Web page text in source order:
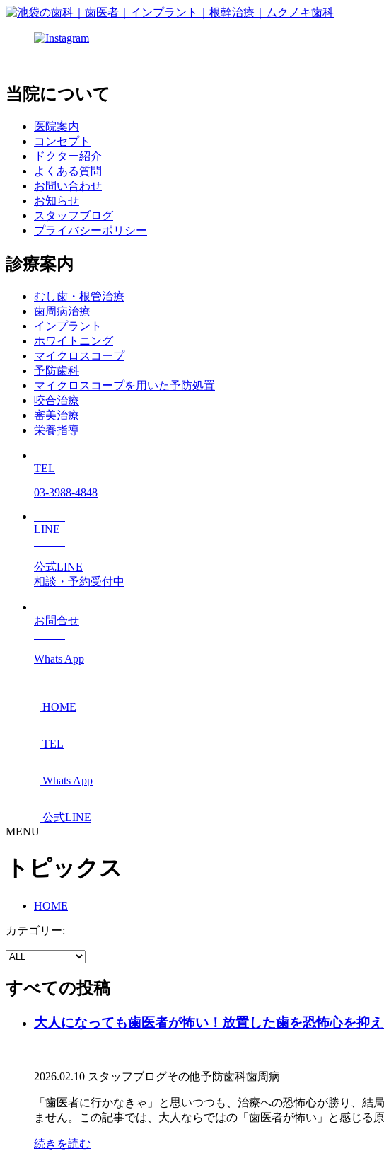
当院について
医院案内
コンセプト
ドクター紹介
よくある質問
お問い合わせ
お知らせ
スタッフブログ
プライバシーポリシー
診療案内
むし歯・根管治療
歯周病治療
インプラント
ホワイトニング
マイクロスコープ
予防歯科
マイクロスコープを用いた予防処置
咬合治療
審美治療
栄養指導
TEL
03-3988-4848
LINE
公式LINE
相談・予約受付中
お問合せ
Whats App
HOME
TEL
Whats App
公式LINE
MENU
トピックス
HOME
カテゴリー:
すべての投稿
大人になっても歯医者が怖い！放置した歯を恐怖心を抑
2026.02.10 スタッフブログその他予防歯科歯周病
「歯医者に行かなきゃ」と思いつつも、治療への恐怖心が勝り、
ません。この記事では、大人ならではの「歯医者が怖い」と感じる
続きを読む